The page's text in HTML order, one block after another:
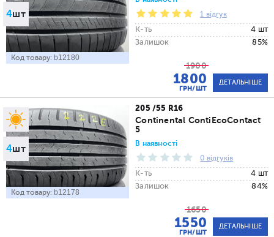
4шт
Код товару: b12180
1 відгук
К-ть
4 шт
Залишок
85%
1900
1800
ГРН/ШТ
ДЕТАЛЬНІШЕ
4шт
Код товару: b12178
205 /55 R16
Continental ContiEcoContact
5
В наявності
0 відгуків
К-ть
4 шт
Залишок
84%
1650
1550
ГРН/ШТ
ДЕТАЛЬНІШЕ